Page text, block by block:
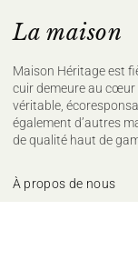
La maison
Maison Héritage est
cuir demeure au cœur
véritable,
également d’autres
de qualité haut de
À propos de nous